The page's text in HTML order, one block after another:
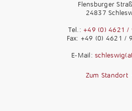
Flensburger
24837
Tel.: +49 (0) 4621 /
Fax: +49 (0) 4621 /
E-Mail:
Zum Standort